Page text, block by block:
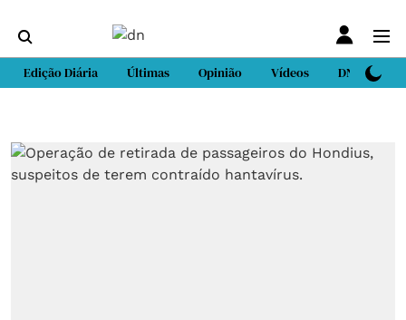
Edição Diária Últimas Opinião Vídeos DN Sport